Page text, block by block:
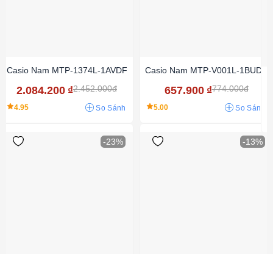
Casio Nam MTP-1374L-1AVDF
2.084.200 ₫2.452.000đ
4.95 So Sánh
Casio Nam MTP-V001L-1BUDF
657.900 ₫774.000đ
5.00 So Sánh
-23% -13%